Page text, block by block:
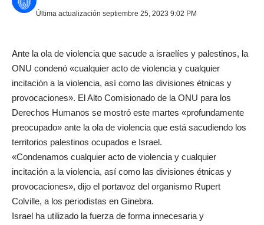
Última actualización septiembre 25, 2023 9:02 PM
Ante la ola de violencia que sacude a israelíes y palestinos, la
ONU condenó «cualquier acto de violencia y cualquier
incitación a la violencia, así como las divisiones étnicas y
provocaciones». El Alto Comisionado de la ONU para los
Derechos Humanos se mostró este martes «profundamente
preocupado» ante la ola de violencia que está sacudiendo los
territorios palestinos ocupados e Israel.
«Condenamos cualquier acto de violencia y cualquier
incitación a la violencia, así como las divisiones étnicas y
provocaciones», dijo el portavoz del organismo Rupert
Colville, a los periodistas en Ginebra.
Israel ha utilizado la fuerza de forma innecesaria y